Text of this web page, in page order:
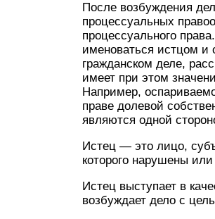
После возбуждения
процессуальных
процессуального
именоваться истцом и
гражданском деле,
имеет при этом
Например,
праве долевой
являются одной
Истец — это лицо,
которого нарушены
Истец выступает в
возбуждает дело с